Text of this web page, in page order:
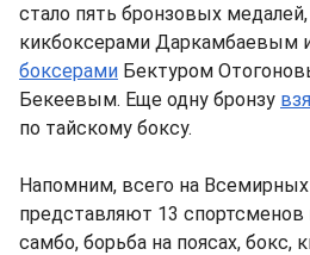
стало пять бронзовых
кикбоксерами Даркамбаевым
боксерами Бектуром
Бекеевым. Еще одну бронзу
по тайскому боксу.
Напомним, всего на
представляют 13 спортсменов
самбо, борьба на поясах, бокс,